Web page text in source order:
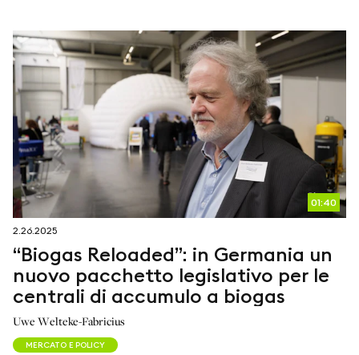
01:40
2.26.2025
“Biogas Reloaded”: in Germania un
nuovo pacchetto legislativo per le
centrali di accumulo a biogas
Uwe Welteke-Fabricius
MERCATO E POLICY